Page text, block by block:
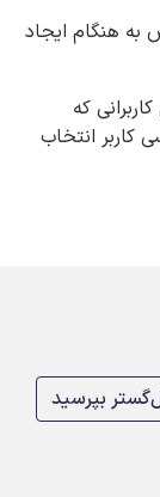
به هنگام ایجاد
که
کاربر انتخاب
بپرسید